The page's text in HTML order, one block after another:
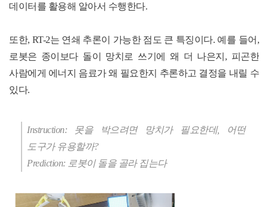
데이터를 활용해 알아서 수행한다.
또한, RT-2는 연쇄 추론이 가능한 점도 큰 특징이다. 예를 들어 ,
로봇은 종이보다 돌이 망치로 쓰기에 왜 더 나은지 , 피곤한
사람에게 에너지 음료가 왜 필요한지 추론하고 결정을 내릴 수
있다.
Instruction: 못을 박으려면 망치가 필요한데, 어떤
도구가 유용할까?
Prediction: 로봇이 돌을 골라 집는다